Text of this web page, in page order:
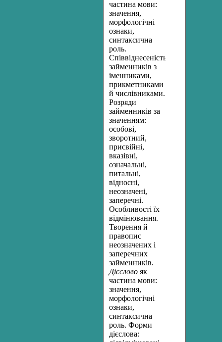
частина мови:
значення,
морфологічні
ознаки,
синтаксична
роль.
Співвіднесеність
займенників з
іменниками,
прикметниками
й числівниками.
Розряди
займенників за
значенням:
особові,
зворотний,
присвійні,
вказівні,
означальні,
питальні,
відносні,
неозначені,
заперечні.
Особливості їх
відмінювання.
Творення й
правопис
неозначених і
заперечних
займенників.
Дієслово як
частина мови:
значення,
морфологічні
ознаки,
синтаксична
роль. Форми
дієслова: